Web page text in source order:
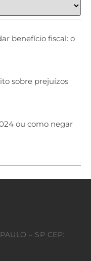
benefício fiscal: o
sobre prejuízos
ou como negar
– SP CEP: